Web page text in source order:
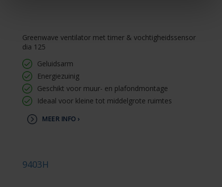
Greenwave ventilator met timer & vochtigheidssensor
dia 125
Geluidsarm
Energiezuinig
Geschikt voor muur- en plafondmontage
Ideaal voor kleine tot middelgrote ruimtes
MEER INFO ›
9403H